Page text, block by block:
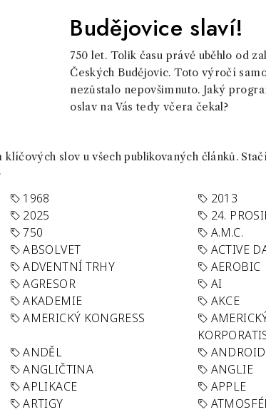
Budějovice slaví!
750 let. Tolik času právě uběhlo od
Českých Budějovic. Toto výročí
nezůstalo nepovšimnuto. Jaký
oslav na Vás tedy včera čekal?
slov u všech publikovaných článků.
1968 2013
2025 24.
750 A.M.C.
ABSOLVET ACTIVE
ADVENTNÍ TRHY AEROBIC
AGRESOR AI
AKADEMIE AKCE
AMERICKÝ KONGRESS
ANDĚL ANDROID
ANGLIČTINA ANGLIE
APLIKACE APPLE
ARTIGY